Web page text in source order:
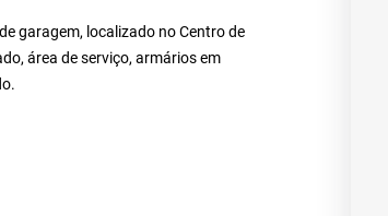
garagem, localizado no Centro de
área de serviço, armários em